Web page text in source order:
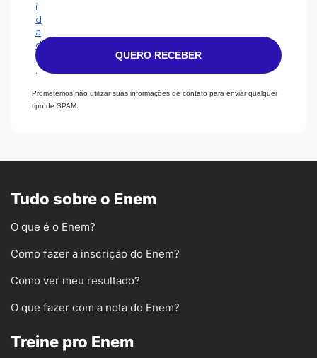
i
d
a
d
e
QUERO RECEBER
Prometemos não utilizar suas informações de contato para enviar qualquer
tipo de SPAM.
Tudo sobre o Enem
O que é o Enem?
Como fazer a inscrição do Enem?
Como ver meu resultado?
O que fazer com a nota do Enem?
Treine pro Enem